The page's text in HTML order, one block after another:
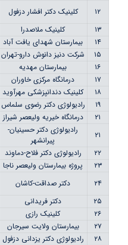
۱۲ کلینیک دکتر افشار دزفول
۱۳
کلینیک ملاصدرا
۱۴
بیمارستان شهدای یافت آباد
۱۵
شرکت دنیز دانوش دارو-تهران
۱۶
بیمارستان مهدیه
۱۷
درمانگاه مرکزی خاوران
۱۸
کلینیک دندانپزشکی مهرآوید
۱۹
رادیولوژی دکتر رضوی سلماس
۲۱
درمانگاه خیریه ولیعصر شیراز
۲۱
رادیولوژی دکتر حسینیان-
پیرانشهر
۲۲
رادیولوژی دکتر فلاح-دماوند
۲۳
پروژه بیمارستان ولیعصر ناجا
۲۴
دکتر صداقت-کاشان
۲۵
دکتر فریدانی
۲۶
کلینیک رازی
۲۷
بیمارستان ولایت سیرجان
۲۸
رادیولوژی دکتر یزدانی دزفول